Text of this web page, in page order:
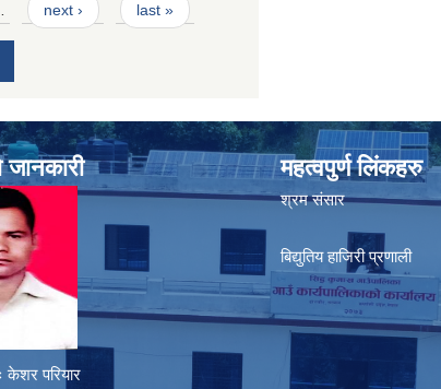
next › last »
जानकारी
केशर परियार
महत्वपुर्ण लिंकहरु
श्रम संसार
बिद्युतिय हाजिरी प्रणाली